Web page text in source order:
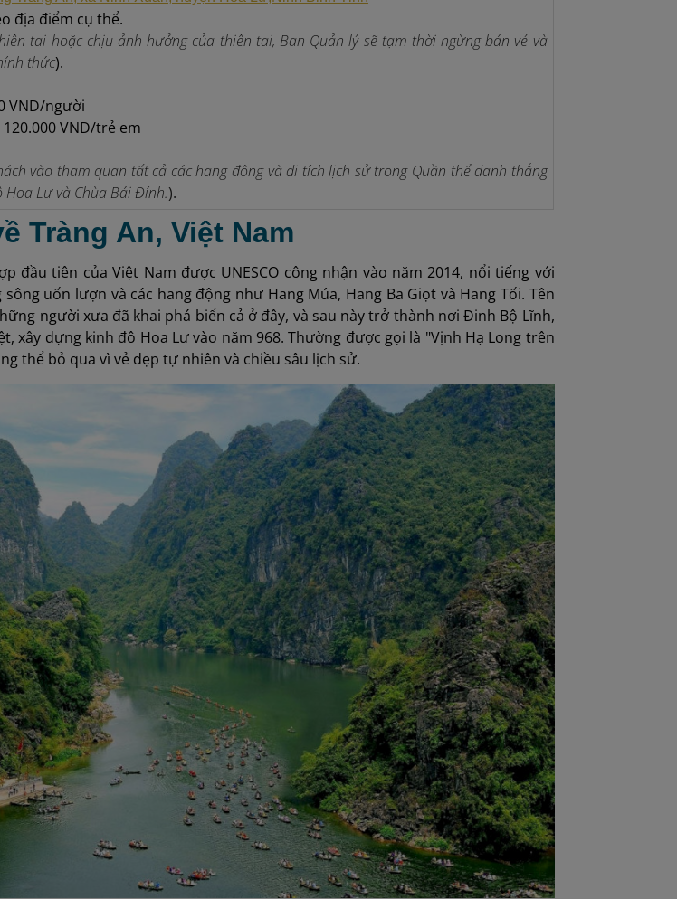
địa điểm cụ thể.
tai hoặc chịu ảnh hưởng của thiên tai, Ban Quản lý sẽ tạm thời ngừng bán vé và
thức).
VND/người
120.000 VND/trẻ em
vào tham quan tất cả các hang động và di tích lịch sử trong Quần thể danh thắng
Hoa Lư và Chùa Bái Đính.).
Tràng An, Việt Nam
đầu tiên của Việt Nam được UNESCO công nhận vào năm 2014, nổi tiếng với
uốn lượn và các hang động như Hang Múa, Hang Ba Giọt và Hang Tối. Tên
người xưa đã khai phá biển cả ở đây, và sau này trở thành nơi Đinh Bộ Lĩnh,
xây dựng kinh đô Hoa Lư vào năm 968. Thường được gọi là "Vịnh Hạ Long trên
thể bỏ qua vì vẻ đẹp tự nhiên và chiều sâu lịch sử.